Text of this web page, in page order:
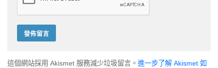
這個網站採用 Akismet 服務減少垃圾留言。 進一步了解 Akismet 如